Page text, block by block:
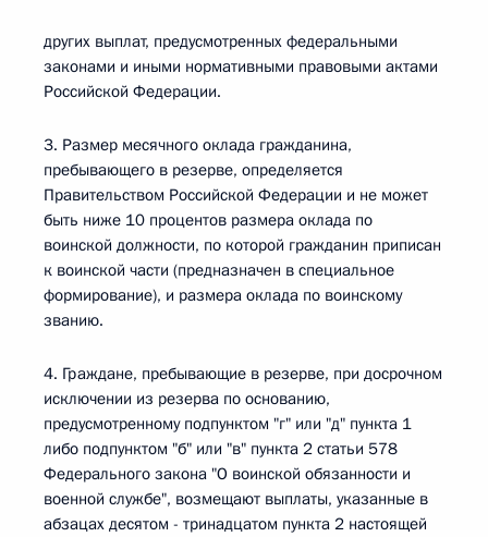
других выплат, предусмотренных федеральными
законами и иными нормативными правовыми актами
Российской Федерации.
3. Размер месячного оклада гражданина,
пребывающего в резерве, определяется
Правительством Российской Федерации и не может
быть ниже 10 процентов размера оклада по
воинской должности, по которой гражданин приписан
к воинской части (предназначен в специальное
формирование), и размера оклада по воинскому
званию.
4. Граждане, пребывающие в резерве, при досрочном
исключении из резерва по основанию,
предусмотренному подпунктом "г" или "д" пункта 1
либо подпунктом "б" или "в" пункта 2 статьи 578
Федерального закона "О воинской обязанности и
военной службе", возмещают выплаты, указанные в
абзацах десятом - тринадцатом пункта 2 настоящей